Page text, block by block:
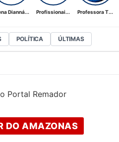
Dianná... Profissionai... Professora T...
POLÍTICA ÚLTIMAS
DO AMAZONAS